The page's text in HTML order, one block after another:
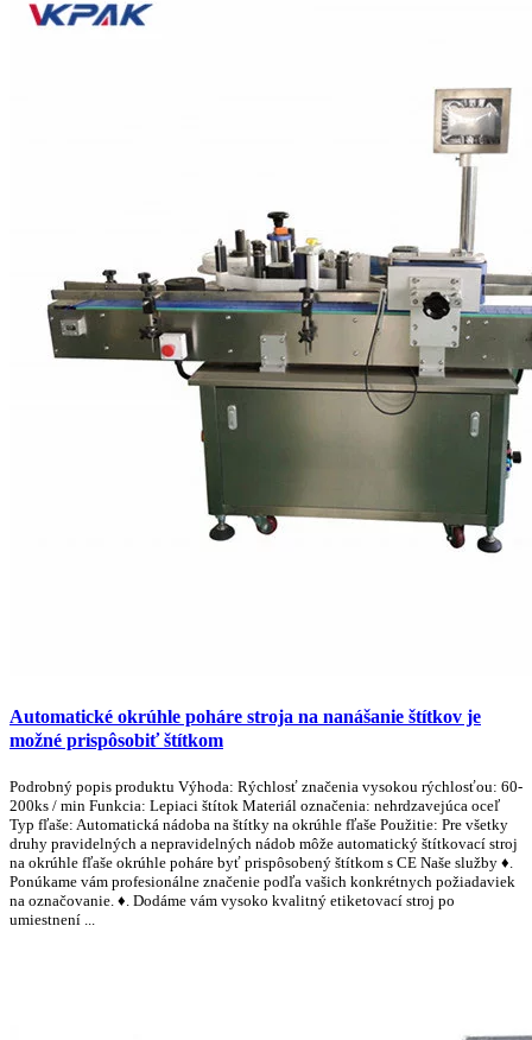
Automatické okrúhle poháre stroja na nanášanie štítkov je
možné prispôsobiť štítkom
Podrobný popis produktu Výhoda: Rýchlosť značenia vysokou rýchlosťou: 60-
200ks / min Funkcia: Lepiaci štítok Materiál označenia: nehrdzavejúca oceľ
Typ fľaše: Automatická nádoba na štítky na okrúhle fľaše Použitie: Pre všetky
druhy pravidelných a nepravidelných nádob môže automatický štítkovací stroj
na okrúhle fľaše okrúhle poháre byť prispôsobený štítkom s CE Naše služby ♦.
Ponúkame vám profesionálne značenie podľa vašich konkrétnych požiadaviek
na označovanie. ♦. Dodáme vám vysoko kvalitný etiketovací stroj po
umiestnení ...